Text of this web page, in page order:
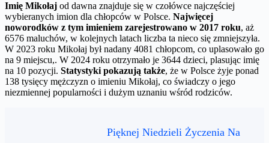
Imię Mikołaj od dawna znajduje się w czołówce najczęściej
wybieranych imion dla chłopców w Polsce. Najwięcej
noworodków z tym imieniem zarejestrowano w 2017 roku, aż
6576 maluchów, w kolejnych latach liczba ta nieco się zmniejszyła.
W 2023 roku Mikołaj był nadany 4081 chłopcom, co uplasowało go
na 9 miejscu,. W 2024 roku otrzymało je 3644 dzieci, plasując imię
na 10 pozycji. Statystyki pokazują także, że w Polsce żyje ponad
138 tysięcy mężczyzn o imieniu Mikołaj, co świadczy o jego
niezmiennej popularności i dużym uznaniu wśród rodziców.
Pięknej Niedzieli Życzenia Na